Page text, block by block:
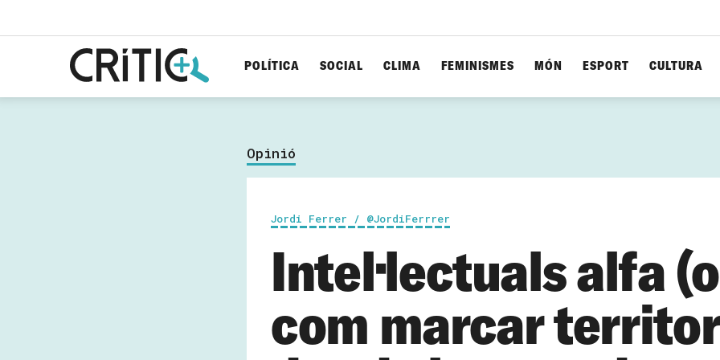
POLÍTICA SOCIAL CLIMA FEMINISMES MÓN ESPORT CULTURA
Opinió
Jordi Ferrer / @JordiFerrrer
Intel·lectuals alfa (o
com marcar